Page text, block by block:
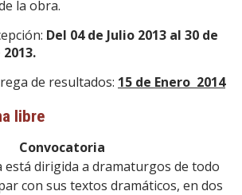
la obra.
Del 04 de Julio 2013 al 30 de
de resultados: 15 de Enero 2014
libre
Convocatoria
está dirigida a dramaturgos de todo
con sus textos dramáticos, en dos